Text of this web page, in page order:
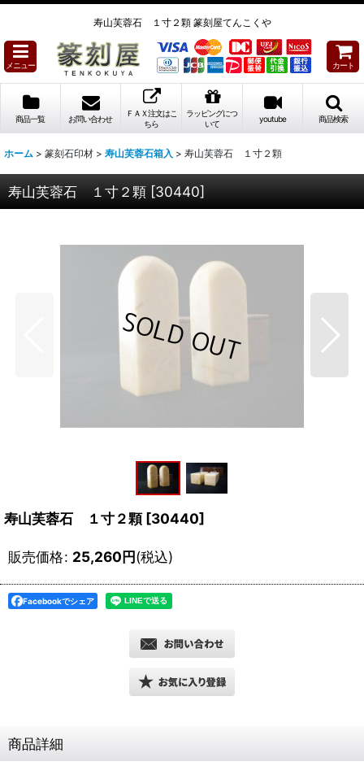
寿山芙蓉石 １寸２顆 篆刻屋てんこくや
メニュー カート
商品一覧 お問い合わせ
ＦＡＸ注文はこ
ちら
ラッピングにつ
いて
youtube 商品検索
ホーム > 篆刻石印材 > 寿山芙蓉石箱入 > 寿山芙蓉石 １寸２顆
寿山芙蓉石 １寸２顆 [30440]
寿山芙蓉石 １寸２顆 [30440]
販売価格: 25,260円(税込)
Facebookでシェア
商品詳細